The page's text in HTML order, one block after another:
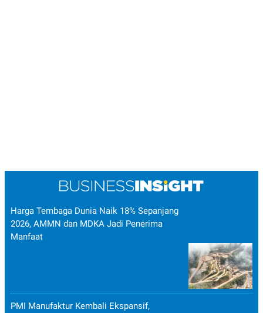
Harga Tembaga Dunia Naik 18% Sepanjang
2026, AMMN dan MDKA Jadi Penerima
Manfaat
PMI Manufaktur Kembali Ekspansif,